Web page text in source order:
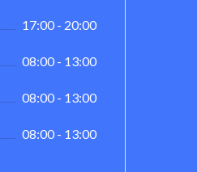
17:00 - 20:00
08:00 - 13:00
08:00 - 13:00
08:00 - 13:00